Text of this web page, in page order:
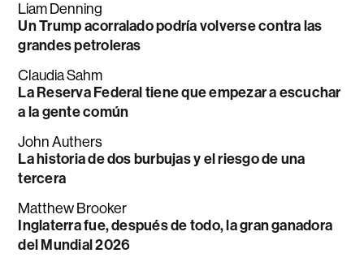
Liam Denning
Un Trump acorralado podría volverse contra las
grandes petroleras
Claudia Sahm
La Reserva Federal tiene que empezar a escuchar
a la gente común
John Authers
La historia de dos burbujas y el riesgo de una
tercera
Matthew Brooker
Inglaterra fue, después de todo, la gran ganadora
del Mundial 2026